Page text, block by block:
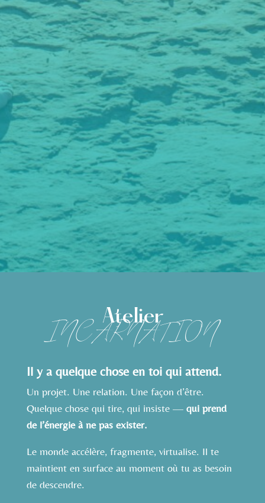
Atelier
INCARNATION
Il y a quelque chose en toi qui attend.
Un projet. Une relation. Une façon d’être.
Quelque chose qui tire, qui insiste — qui prend
de l’énergie à ne pas exister.
Le monde accélère, fragmente, virtualise. Il te
maintient en surface au moment où tu as besoin
de descendre.